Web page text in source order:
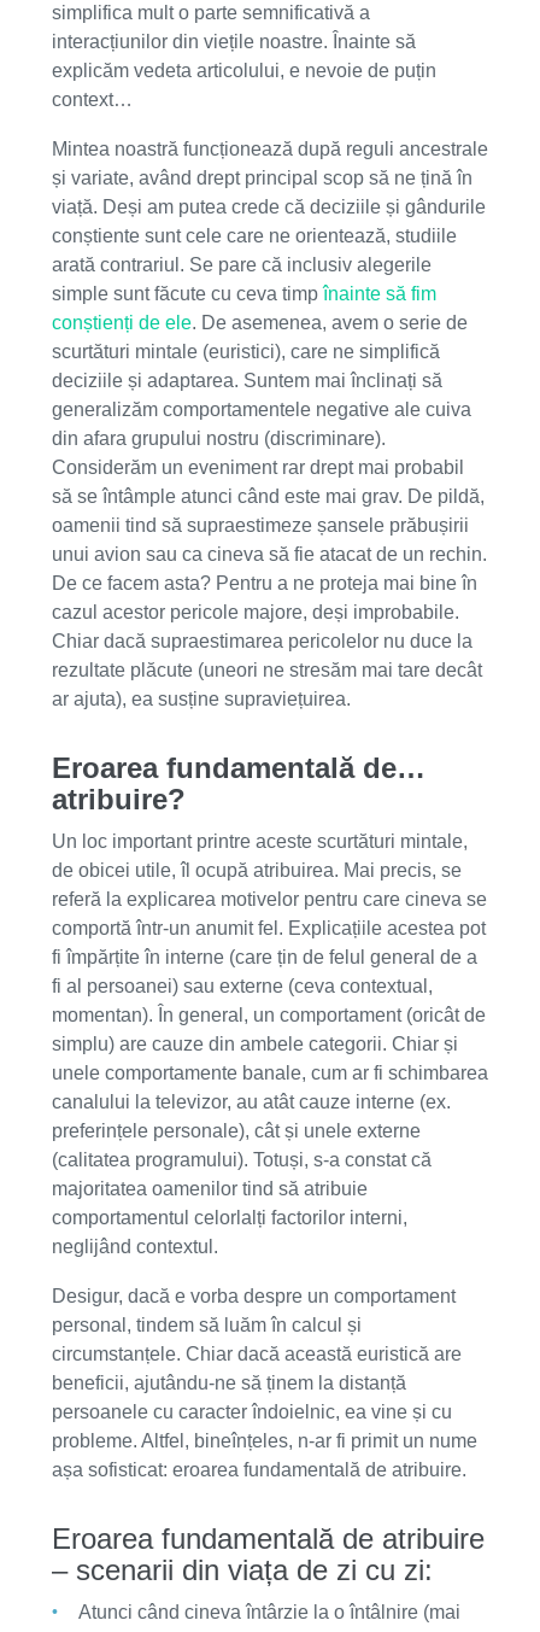
simplifica mult o parte semnificativă a
interacțiunilor din viețile noastre. Înainte să
explicăm vedeta articolului, e nevoie de puțin
context…
Mintea noastră funcționează după reguli ancestrale
și variate, având drept principal scop să ne țină în
viață. Deși am putea crede că deciziile și gândurile
conștiente sunt cele care ne orientează, studiile
arată contrariul. Se pare că inclusiv alegerile
simple sunt făcute cu ceva timpînainte să fim
conștienți de ele. De asemenea, avem o serie de
scurtături mintale (euristici), care ne simplifică
deciziile și adaptarea. Suntem mai înclinați să
generalizăm comportamentele negative ale cuiva
din afara grupului nostru (discriminare).
Considerăm un eveniment rar drept mai probabil
să se întâmple atunci când este mai grav. De pildă,
oamenii tind să supraestimeze șansele prăbușirii
unui avion sau ca cineva să fie atacat de un rechin.
De ce facem asta? Pentru a ne proteja mai bine în
cazul acestor pericole majore, deși improbabile.
Chiar dacă supraestimarea pericolelor nu duce la
rezultate plăcute (uneori ne stresăm mai tare decât
ar ajuta), ea susține supraviețuirea.
Eroarea fundamentală de…
atribuire?
Un loc important printre aceste scurtături mintale,
de obicei utile, îl ocupă atribuirea. Mai precis, se
referă la explicarea motivelor pentru care cineva se
comportă într-un anumit fel. Explicațiile acestea pot
fi împărțite în interne (care țin de felul general de a
fi al persoanei) sau externe (ceva contextual,
momentan). În general, un comportament (oricât de
simplu) are cauze din ambele categorii. Chiar și
unele comportamente banale, cum ar fi schimbarea
canalului la televizor, au atât cauze interne (ex.
preferințele personale), cât și unele externe
(calitatea programului). Totuși, s-a constat că
majoritatea oamenilor tind să atribuie
comportamentul celorlalți factorilor interni,
neglijând contextul.
Desigur, dacă e vorba despre un comportament
personal, tindem să luăm în calcul și
circumstanțele. Chiar dacă această euristică are
beneficii, ajutându-ne să ținem la distanță
persoanele cu caracter îndoielnic, ea vine și cu
probleme. Altfel, bineînțeles, n-ar fi primit un nume
așa sofisticat: eroarea fundamentală de atribuire.
Eroarea fundamentală de atribuire
– scenarii din viața de zi cu zi:
Atunci când cineva întârzie la o întâlnire (mai